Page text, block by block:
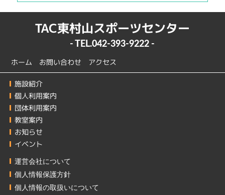
TAC東村山スポーツセンター
- TEL.042-393-9222 -
ホーム お問い合わせ アクセス
施設紹介
個人利用案内
団体利用案内
教室案内
お知らせ
イベント
運営会社について
個人情報保護方針
個人情報の取扱いについて